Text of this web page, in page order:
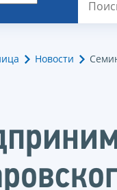
Новости